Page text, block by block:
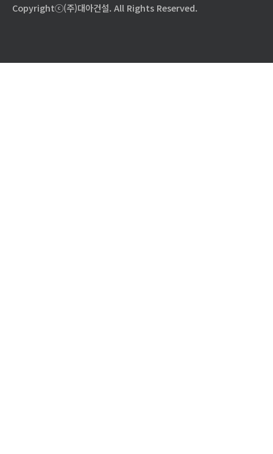
Copyrightⓒ(주)대아건설. All Rights Reserved.